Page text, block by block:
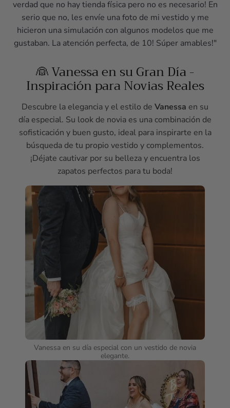
verdad que no hay tienda física pero no es necesario! En
serio que no, les envíe una foto de mi vestido y me
hicieron una simulación con algunos modelos que me
gustaban. La atención perfecta, de 10! Súper amables!"
👰 Vanessa en su Gran Día -
Inspiración para Novias Reales
Descubre la elegancia y el estilo de Vanessa en su
día especial. Su look de novia es una combinación de
sofisticación y buen gusto, ideal para inspirarte en la
búsqueda de tu propio vestido y complementos.
¡Déjate cautivar por su belleza y encuentra los
zapatos perfectos para tu boda!
Vanessa en su día especial con un vestido de novia
elegante.